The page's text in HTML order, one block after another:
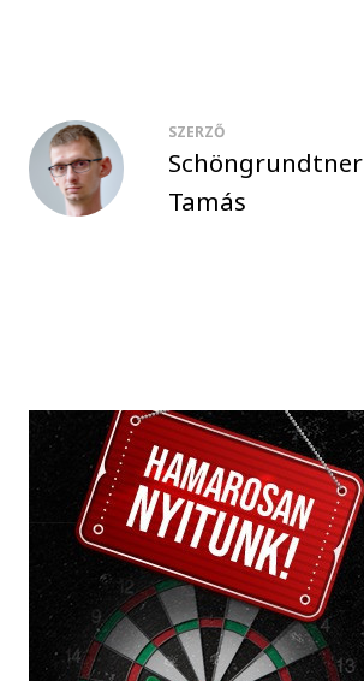
SZERZŐ
Schöngrundtner
Tamás